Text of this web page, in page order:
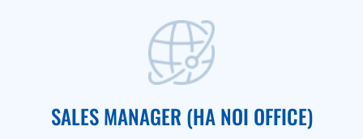
SALES MANAGER (HA NOI OFFICE)